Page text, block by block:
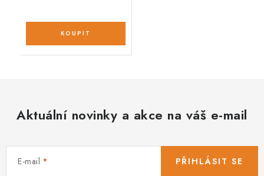
Aktuální novinky a akce na váš e-mail
E-mail PŘIHLÁSIT SE